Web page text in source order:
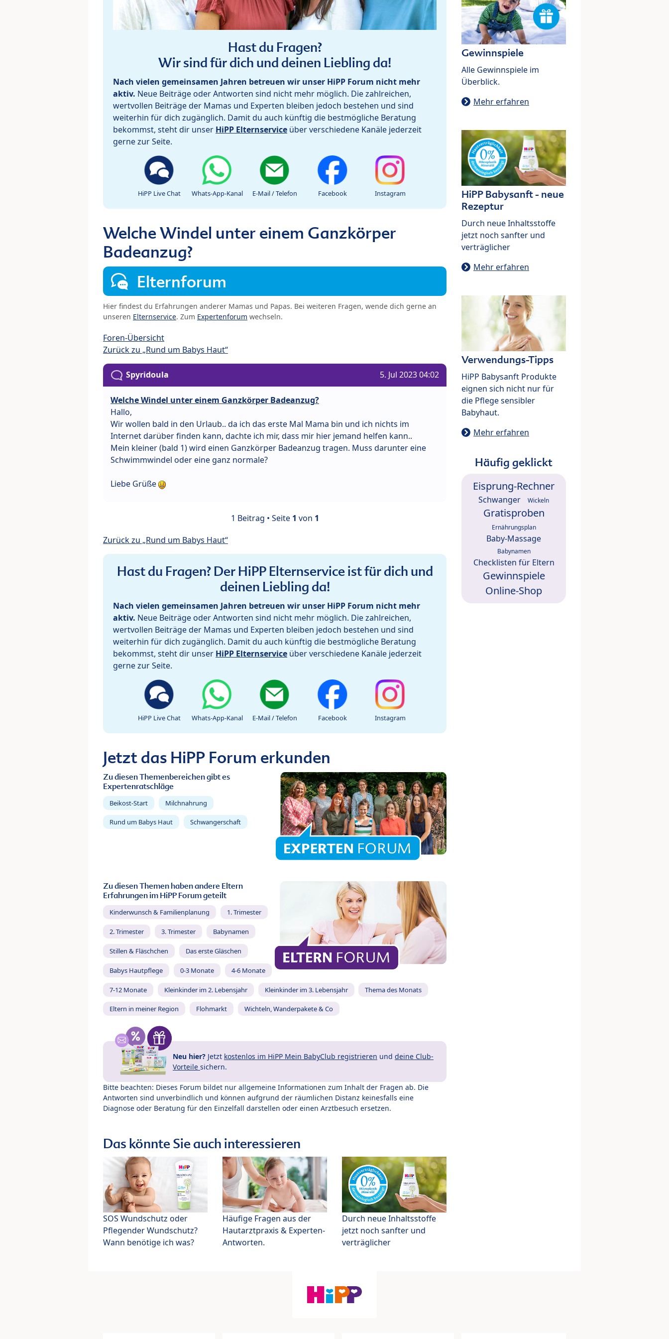
Hast du Fragen?
Wir sind für dich und deinen Liebling da!
Nach vielen gemeinsamen Jahren betreuen wir unser HiPP Forum nicht mehr
aktiv. Neue Beiträge oder Antworten sind nicht mehr möglich. Die zahlreichen,
wertvollen Beiträge der Mamas und Experten bleiben jedoch bestehen und sind
weiterhin für dich zugänglich. Damit du auch künftig die bestmögliche Beratung
bekommst, steht dir unser HiPP Elternservice über verschiedene Kanäle jederzeit
gerne zur Seite.
HiPP Live Chat Whats-App-Kanal E-Mail / Telefon Facebook Instagram
Welche Windel unter einem Ganzkörper
Badeanzug?
Elternforum
Hier findest du Erfahrungen anderer Mamas und Papas. Bei weiteren Fragen, wende dich gerne an
unseren Elternservice. Zum Expertenforum wechseln.
Foren-Übersicht
Zurück zu „Rund um Babys Haut“
Spyridoula 5. Jul 2023 04:02
Welche Windel unter einem Ganzkörper Badeanzug?
Hallo,
Wir wollen bald in den Urlaub.. da ich das erste Mal Mama bin und ich nichts im
Internet darüber finden kann, dachte ich mir, dass mir hier jemand helfen kann..
Mein kleiner (bald 1) wird einen Ganzkörper Badeanzug tragen. Muss darunter eine
Schwimmwindel oder eine ganz normale?
Liebe Grüße
1 Beitrag • Seite 1 von 1
Zurück zu „Rund um Babys Haut“
Hast du Fragen? Der HiPP Elternservice ist für dich und
deinen Liebling da!
Nach vielen gemeinsamen Jahren betreuen wir unser HiPP Forum nicht mehr
aktiv. Neue Beiträge oder Antworten sind nicht mehr möglich. Die zahlreichen,
wertvollen Beiträge der Mamas und Experten bleiben jedoch bestehen und sind
weiterhin für dich zugänglich. Damit du auch künftig die bestmögliche Beratung
bekommst, steht dir unser HiPP Elternservice über verschiedene Kanäle jederzeit
gerne zur Seite.
HiPP Live Chat Whats-App-Kanal E-Mail / Telefon Facebook Instagram
Jetzt das HiPP Forum erkunden
Zu diesen Themenbereichen gibt es
Expertenratschläge
Beikost-Start Milchnahrung
Rund um Babys Haut Schwangerschaft
Zu diesen Themen haben andere Eltern
Erfahrungen im HiPP Forum geteilt
Kinderwunsch & Familienplanung 1. Trimester
2. Trimester 3. Trimester Babynamen
Stillen & Fläschchen Das erste Gläschen
Babys Hautpflege 0-3 Monate 4-6 Monate
7-12 Monate Kleinkinder im 2. Lebensjahr Kleinkinder im 3. Lebensjahr Thema des Monats
Eltern in meiner Region Flohmarkt Wichteln, Wanderpakete & Co
Neu hier? Jetzt kostenlos im HiPP Mein BabyClub registrieren und deine Club-
Vorteile sichern.
Bitte beachten: Dieses Forum bildet nur allgemeine Informationen zum Inhalt der Fragen ab. Die
Antworten sind unverbindlich und können aufgrund der räumlichen Distanz keinesfalls eine
Diagnose oder Beratung für den Einzelfall darstellen oder einen Arztbesuch ersetzen.
Das könnte Sie auch interessieren
SOS Wundschutz oder
Pflegender Wundschutz?
Wann benötige ich was?
Häufige Fragen aus der
Hautarztpraxis & Experten-
Antworten.
Durch neue Inhaltsstoffe
jetzt noch sanfter und
verträglicher
Gewinnspiele
Alle Gewinnspiele im
Überblick.
Mehr erfahren
HiPP Babysanft - neue
Rezeptur
Durch neue Inhaltsstoffe
jetzt noch sanfter und
verträglicher
Mehr erfahren
Verwendungs-Tipps
HiPP Babysanft Produkte
eignen sich nicht nur für
die Pflege sensibler
Babyhaut.
Mehr erfahren
Häufig geklickt
Eisprung-Rechner
Schwanger Wickeln
Gratisproben
Ernährungsplan
Baby-Massage
Babynamen
Checklisten für Eltern
Gewinnspiele
Online-Shop